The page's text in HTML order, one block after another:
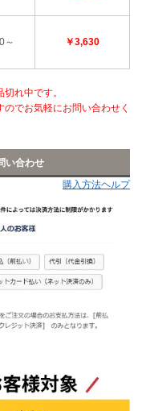
～ ￥3,630
れ中です。
でお気軽にお問い合わせく
い合わせ
購入方法ヘルプ